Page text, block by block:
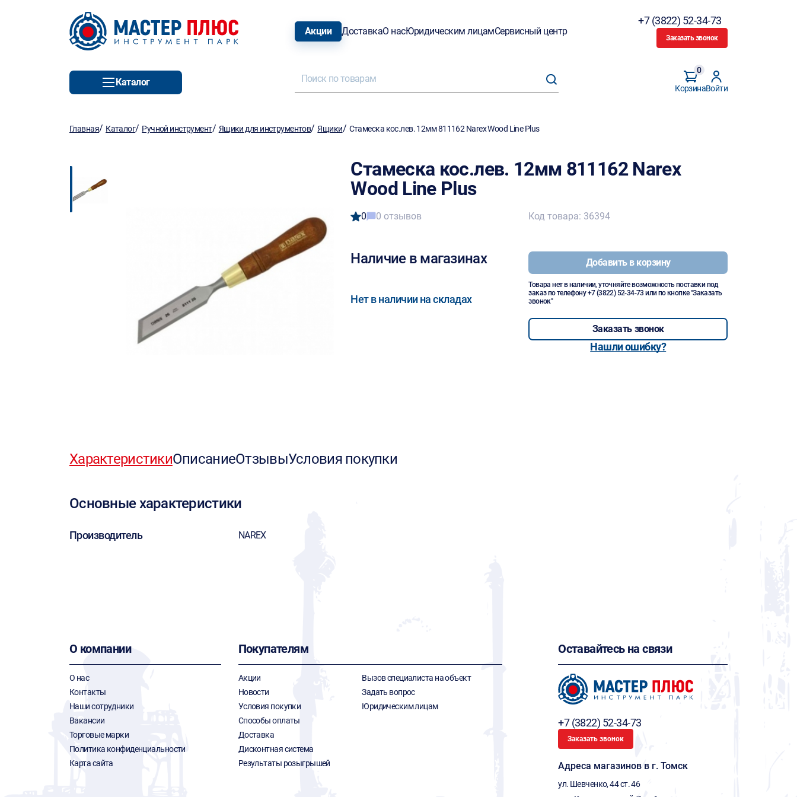
Акции ДоставкаО насЮридическим лицамСервисный центр
+7 (3822) 52-34-73
Заказать звонок
Каталог
Корзина
0
Войти
Главная/ Каталог/ Ручной инструмент/ Ящики для инструментов/Ящики/ Стамеска кос.лев. 12мм 811162 Narex Wood Line Plus
Стамеска кос.лев. 12мм 811162 Narex
Wood Line Plus
0 0 отзывов
Наличие в магазинах
Нет в наличии на складах
Код товара: 36394
Добавить в корзину
Товара нет в наличии, уточняйте возможность поставки под
заказ по телефону+7 (3822) 52-34-73 или по кнопке "Заказать
звонок"
Заказать звонок
Нашли ошибку?
ХарактеристикиОписаниеОтзывыУсловия покупки
Основные характеристики
Производитель NAREX
О компании
О нас
Контакты
Наши сотрудники
Вакансии
Торговые марки
Политика конфиденциальности
Карта сайта
Покупателям
Акции
Новости
Условия покупки
Способы оплаты
Доставка
Дисконтная система
Результаты розыгрышей
Вызов специалиста на объект
Задать вопрос
Юридическим лицам
Оставайтесь на связи
+7 (3822) 52-34-73
Заказать звонок
Адреса магазинов в г. Томск
ул. Шевченко, 44 ст. 46